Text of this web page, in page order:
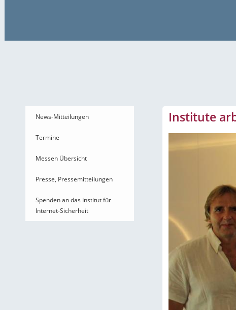
News-Mitteilungen
Termine
Messen Übersicht
Presse, Pressemitteilungen
Spenden an das Institut für
Internet-Sicherheit
Institute